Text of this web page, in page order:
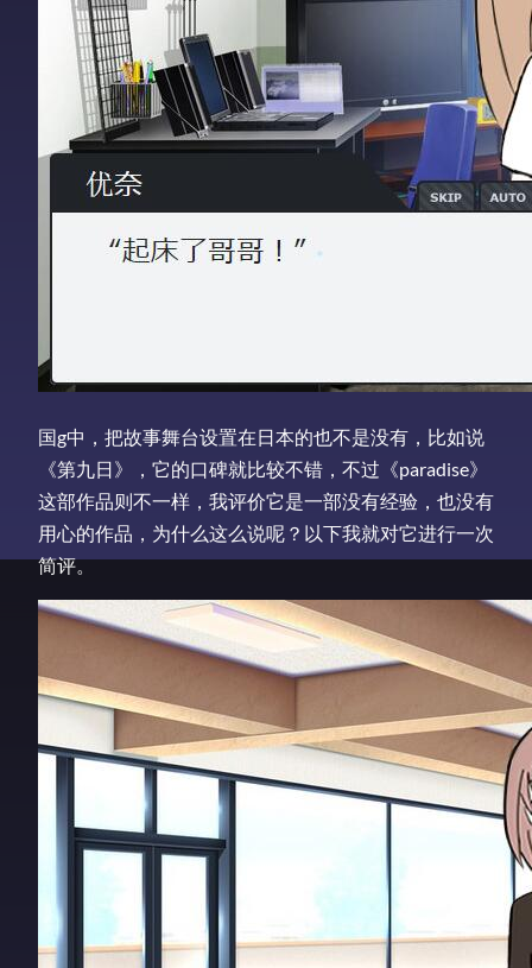
国g中，把故事舞台设置在日本的也不是没有，比如说
《第九日》，它的口碑就比较不错，不过《paradise》
这部作品则不一样，我评价它是一部没有经验，也没有
用心的作品，为什么这么说呢？以下我就对它进行一次
简评。